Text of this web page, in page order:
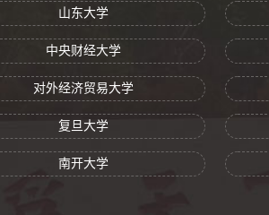
山东大学
中央财经大学
对外经济贸易大学
复旦大学
南开大学